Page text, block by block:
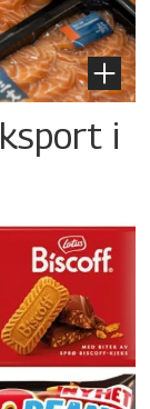
i